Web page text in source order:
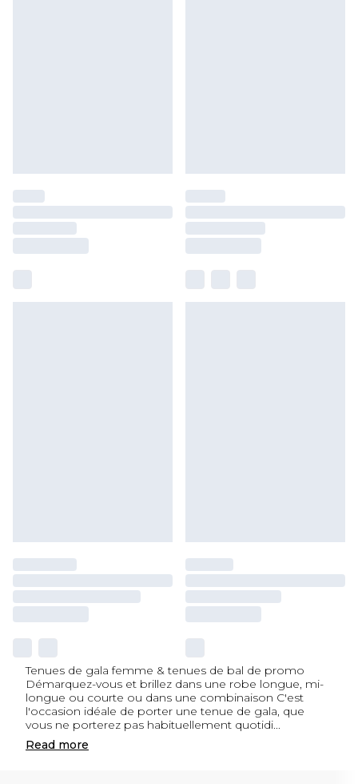
Tenues de gala femme & tenues de bal de promo
Démarquez-vous et brillez dans une robe longue, mi-
longue ou courte ou dans une combinaison C'est
l'occasion idéale de porter une tenue de gala, que
vous ne porterez pas habituellement quotidi...
Read more